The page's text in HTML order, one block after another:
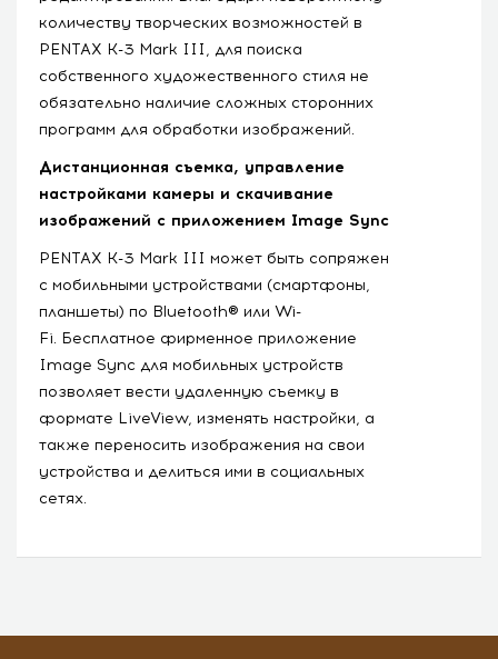
количеству творческих возможностей в
PENTAX K-3 Mark III, для поиска
собственного художественного стиля не
обязательно наличие сложных сторонних
программ для обработки изображений.
Дистанционная съемка, управление
настройками камеры и скачивание
изображений с приложением Image Sync
PENTAX K-3 Mark III может быть сопряжен
с мобильными устройствами (смартфоны,
планшеты) по Bluetooth® или Wi-
Fi. Бесплатное фирменное приложение
Image Sync для мобильных устройств
позволяет вести удаленную съемку в
формате LiveView, изменять настройки, а
также переносить изображения на свои
устройства и делиться ими в социальных
сетях.